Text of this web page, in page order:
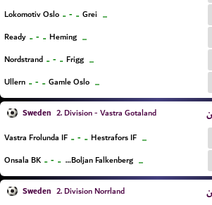
Lokomotiv Oslo .. - .. Grei ...
Ready .. - .. Heming ...
Nordstrand .. - .. Frigg ...
Ullern .. - .. Gamle Oslo ...
Sweden 2. Division - Vastra Gotaland
Vastra Frolunda IF .. - .. Hestrafors IF ...
Onsala BK .. - .. IF Boljan Falkenberg ...
Sweden 2. Division Norrland